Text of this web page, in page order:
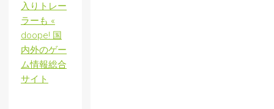
入りトレー
ラーも «
doope! 国
内外のゲー
ム情報総合
サイト